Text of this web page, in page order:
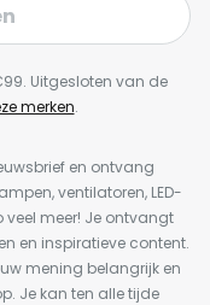
Uitgesloten van de
merken.
en ontvang
ventilatoren, LED-
meer! Je ontvangt
en inspiratieve content.
mening belangrijk en
Je kan ten alle tijde